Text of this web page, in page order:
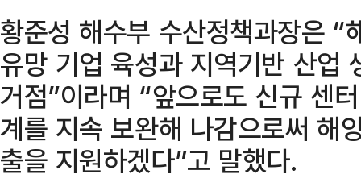
황준성 해수부 수산정책과장은 “
유망 기업 육성과 지역기반 산업
거점”이라며 “앞으로도 신규 센
계를 지속 보완해 나감으로써 해
출을 지원하겠다”고 말했다.